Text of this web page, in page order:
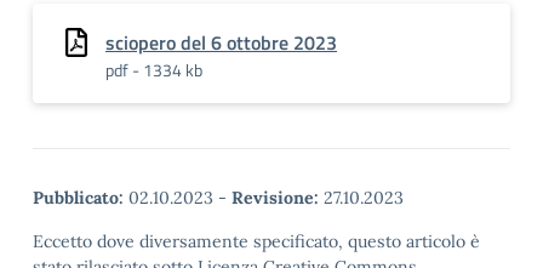
sciopero del 6 ottobre 2023
pdf - 1334 kb
Pubblicato: 02.10.2023 - Revisione: 27.10.2023
Eccetto dove diversamente specificato, questo articolo è